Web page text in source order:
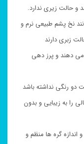
و حالت زیری ندارد.
نخ پشم طبیعی نرم و
زبری دارند
می دهند و پرز دهی
دو رنگی نداشته باشد
را به زیبایی و بدون
گره ها منظم و